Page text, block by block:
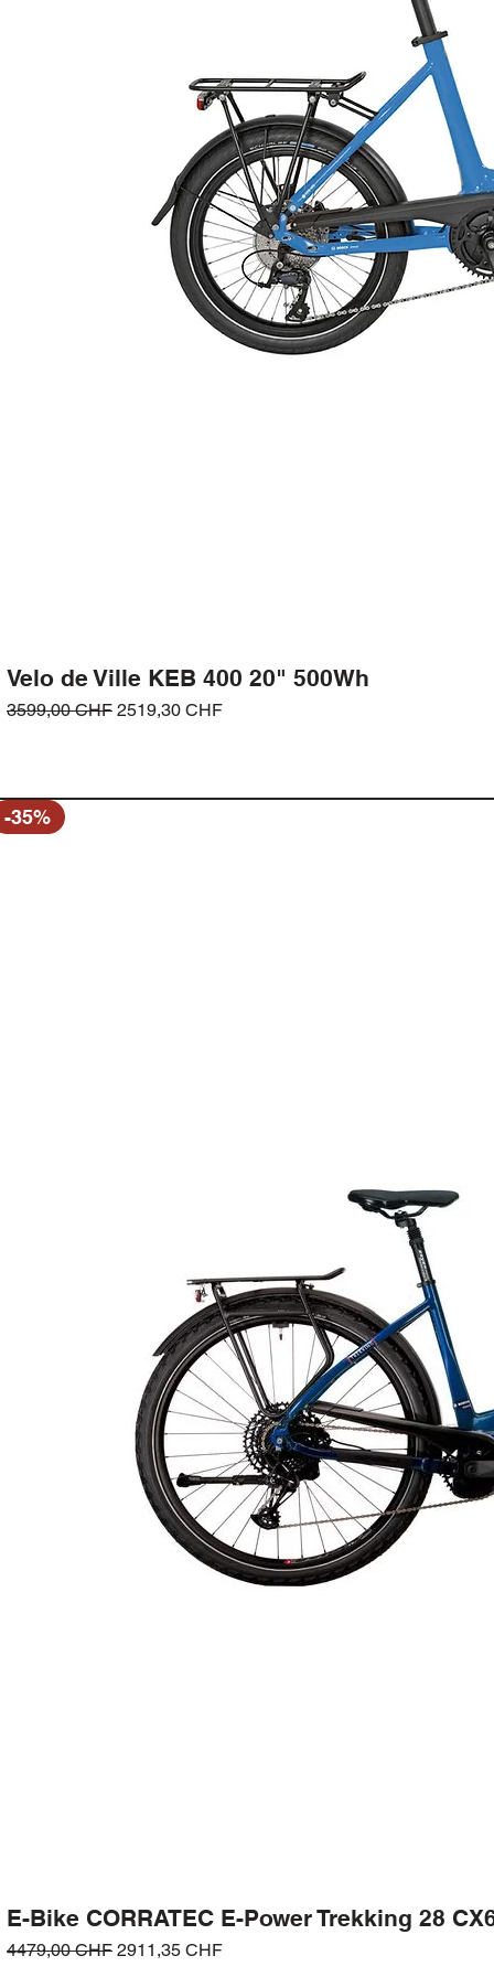
Velo de Ville KEB 400 20" 500Wh
Prezzo regolare
3599,00 CHF Prezzo scontato
2519,30 CHF
-35%
E-Bike CORRATEC E-Power Trekking 28
Prezzo regolare
4479,00 CHF Prezzo scontato
2911,35 CHF